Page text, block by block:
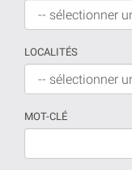
LOCALITÉS
MOT-CLÉ